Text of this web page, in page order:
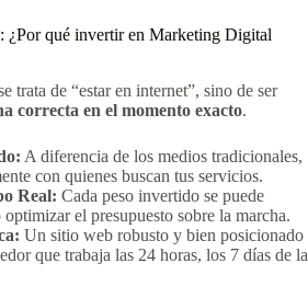
¿Por qué invertir en Marketing Digital
trata de “estar en internet”, sino de ser
correcta en el momento exacto.
A diferencia de los medios tradicionales,
con quienes buscan tus servicios.
Real: Cada peso invertido se puede
el presupuesto sobre la marcha.
Un sitio web robusto y bien posicionado
que trabaja las 24 horas, los 7 días de la